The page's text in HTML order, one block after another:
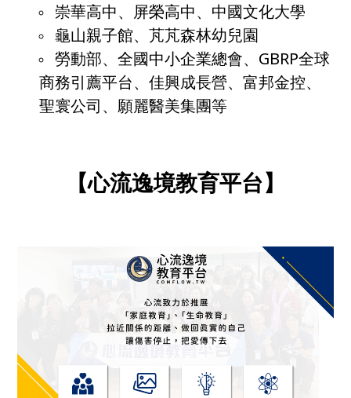
崇華高中、屏榮高中、中國文化大學
龜山親子館、芃芃森林幼兒園
勞動部、全國中小企業總會、GBRP全球
商務引薦平台、佳興成長營、富邦金控、
聖寰公司、願麗醫美集團等
【心流逸境教育平台】